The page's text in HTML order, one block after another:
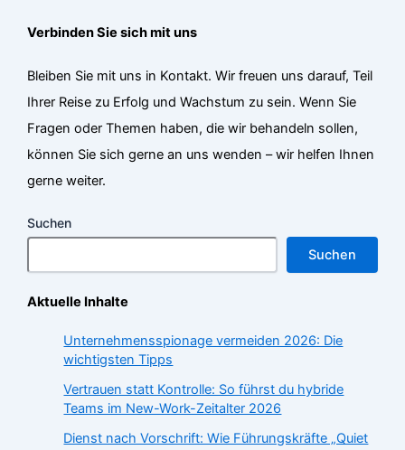
Verbinden Sie sich mit uns
Bleiben Sie mit uns in Kontakt. Wir freuen uns darauf, Teil
Ihrer Reise zu Erfolg und Wachstum zu sein. Wenn Sie
Fragen oder Themen haben, die wir behandeln sollen,
können Sie sich gerne an uns wenden – wir helfen Ihnen
gerne weiter.
Suchen
Suchen
Aktuelle Inhalte
Unternehmensspionage vermeiden 2026: Die
wichtigsten Tipps
Vertrauen statt Kontrolle: So führst du hybride
Teams im New-Work-Zeitalter 2026
Dienst nach Vorschrift: Wie Führungskräfte „Quiet